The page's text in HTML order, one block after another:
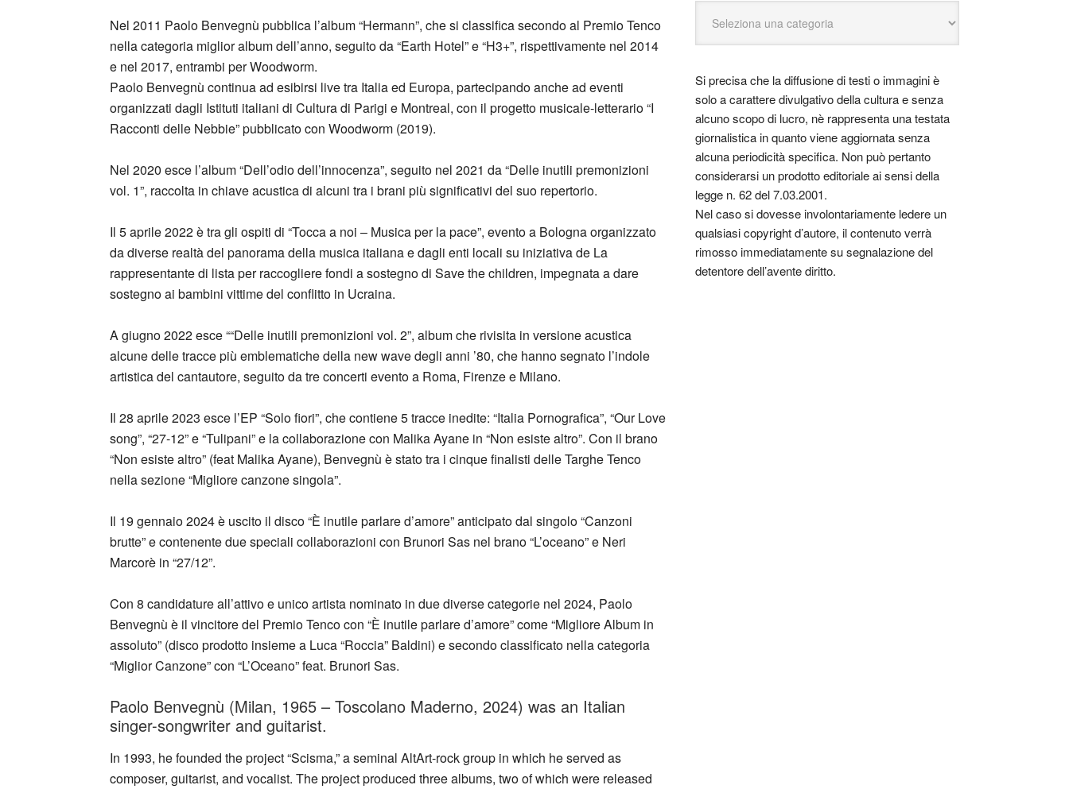
Nel 2011 Paolo Benvegnù pubblica l’album “Hermann”, che si classifica secondo al Premio Tenco
nella categoria miglior album dell’anno, seguito da “Earth Hotel” e “H3+”, rispettivamente nel 2014
e nel 2017, entrambi per Woodworm.
Paolo Benvegnù continua ad esibirsi live tra Italia ed Europa, partecipando anche ad eventi
organizzati dagli Istituti italiani di Cultura di Parigi e Montreal, con il progetto musicale-letterario “I
Racconti delle Nebbie” pubblicato con Woodworm (2019).
Nel 2020 esce l’album “Dell’odio dell’innocenza”, seguito nel 2021 da “Delle inutili premonizioni
vol. 1”, raccolta in chiave acustica di alcuni tra i brani più significativi del suo repertorio.
Il 5 aprile 2022 è tra gli ospiti di “Tocca a noi – Musica per la pace”, evento a Bologna organizzato
da diverse realtà del panorama della musica italiana e dagli enti locali su iniziativa de La
rappresentante di lista per raccogliere fondi a sostegno di Save the children, impegnata a dare
sostegno ai bambini vittime del conflitto in Ucraina.
A giugno 2022 esce ““Delle inutili premonizioni vol. 2”, album che rivisita in versione acustica
alcune delle tracce più emblematiche della new wave degli anni ’80, che hanno segnato l’indole
artistica del cantautore, seguito da tre concerti evento a Roma, Firenze e Milano.
Il 28 aprile 2023 esce l’EP “Solo fiori”, che contiene 5 tracce inedite: “Italia Pornografica”, “Our Love
song”, “27-12” e “Tulipani” e la collaborazione con Malika Ayane in “Non esiste altro”. Con il brano
“Non esiste altro” (feat Malika Ayane), Benvegnù è stato tra i cinque finalisti delle Targhe Tenco
nella sezione “Migliore canzone singola”.
Il 19 gennaio 2024 è uscito il disco “È inutile parlare d’amore” anticipato dal singolo “Canzoni
brutte” e contenente due speciali collaborazioni con Brunori Sas nel brano “L’oceano” e Neri
Marcorè in “27/12”.
Con 8 candidature all’attivo e unico artista nominato in due diverse categorie nel 2024, Paolo
Benvegnù è il vincitore del Premio Tenco con “È inutile parlare d’amore” come “Migliore Album in
assoluto” (disco prodotto insieme a Luca “Roccia” Baldini) e secondo classificato nella categoria
“Miglior Canzone” con “L’Oceano” feat. Brunori Sas.
Paolo Benvegnù (Milan, 1965 – Toscolano Maderno, 2024) was an Italian
singer-songwriter and guitarist.
In 1993, he founded the project “Scisma,” a seminal AltArt-rock group in which he served as
composer, guitarist, and vocalist. The project produced three albums, two of which were released
Si precisa che la diffusione di testi o immagini è
solo a carattere divulgativo della cultura e senza
alcuno scopo di lucro, nè rappresenta una testata
giornalistica in quanto viene aggiornata senza
alcuna periodicità specifica. Non può pertanto
considerarsi un prodotto editoriale ai sensi della
legge n. 62 del 7.03.2001.
Nel caso si dovesse involontariamente ledere un
qualsiasi copyright d’autore, il contenuto verrà
rimosso immediatamente su segnalazione del
detentore dell’avente diritto.